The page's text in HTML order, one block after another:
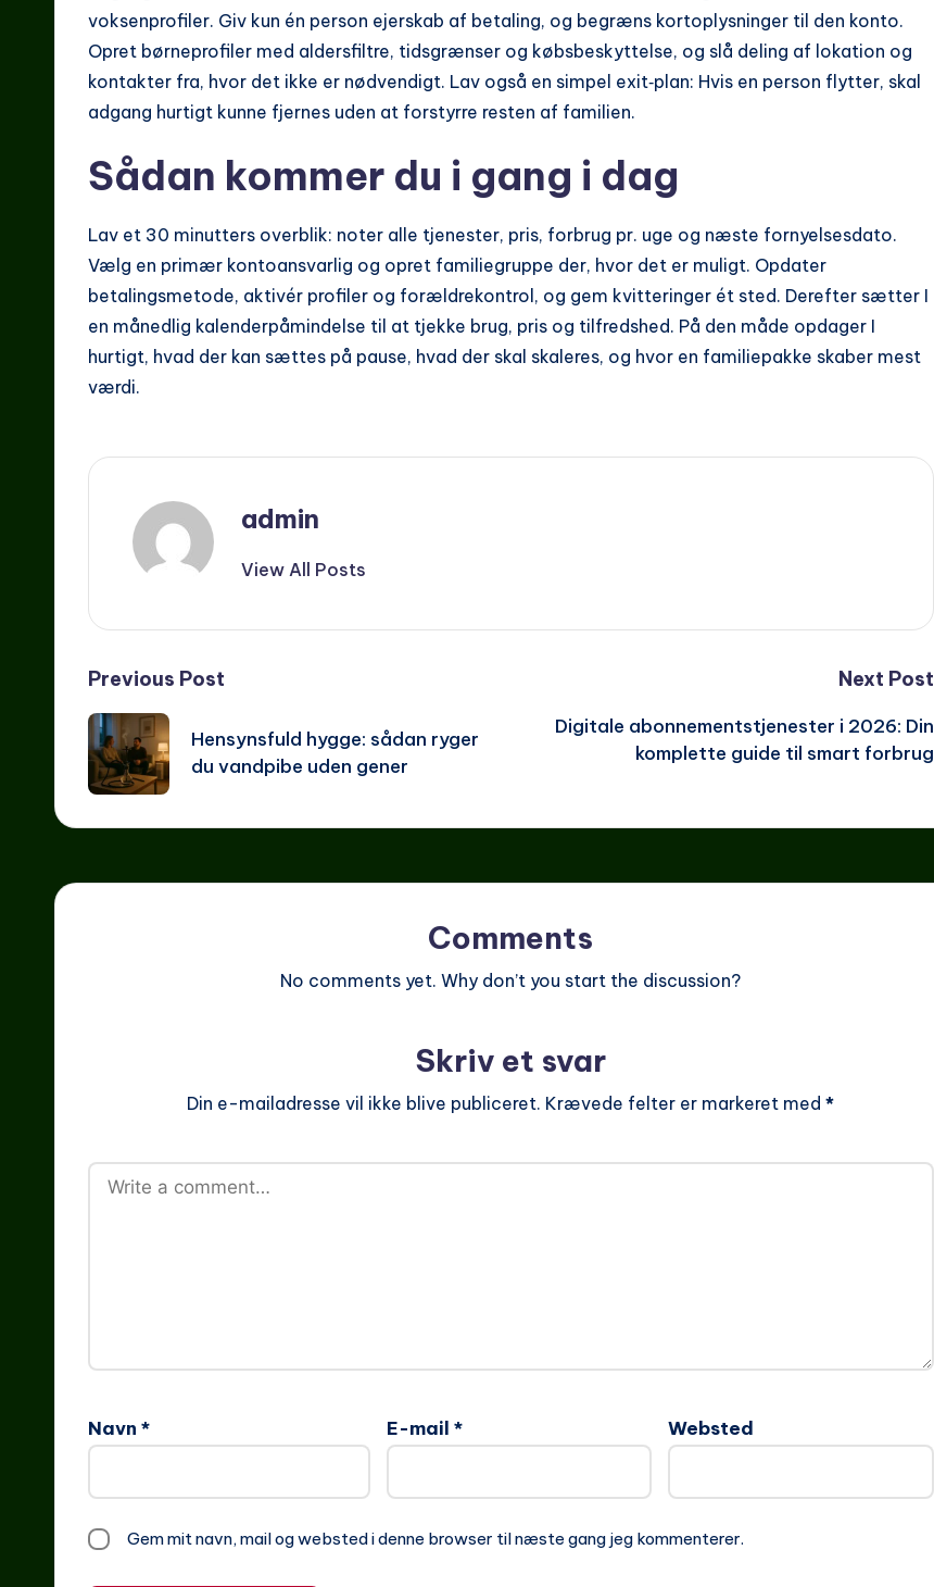
voksenprofiler. Giv kun én person ejerskab af betaling, og begræns kortoplysninger til den konto.
Opret børneprofiler med aldersfiltre, tidsgrænser og købsbeskyttelse, og slå deling af lokation og
kontakter fra, hvor det ikke er nødvendigt. Lav også en simpel exit‑plan: Hvis en person flytter, skal
adgang hurtigt kunne fjernes uden at forstyrre resten af familien.
Sådan kommer du i gang i dag
Lav et 30 minutters overblik: noter alle tjenester, pris, forbrug pr. uge og næste fornyelsesdato.
Vælg en primær kontoansvarlig og opret familiegruppe der, hvor det er muligt. Opdater
betalingsmetode, aktivér profiler og forældrekontrol, og gem kvitteringer ét sted. Derefter sætter I
en månedlig kalenderpåmindelse til at tjekke brug, pris og tilfredshed. På den måde opdager I
hurtigt, hvad der kan sættes på pause, hvad der skal skaleres, og hvor en familiepakke skaber mest
værdi.
admin
View All Posts
Post
navigation
Previous Post
Hensynsfuld hygge: sådan ryger
du vandpibe uden gener
Next Post
Digitale abonnementstjenester i 2026: Din
komplette guide til smart forbrug
Comments
No comments yet. Why don’t you start the discussion?
Skriv et svar
Din e-mailadresse vil ikke blive publiceret. Krævede felter er markeret med*
Navn * E-mail * Websted
Gem mit navn, mail og websted i denne browser til næste gang jeg kommenterer.